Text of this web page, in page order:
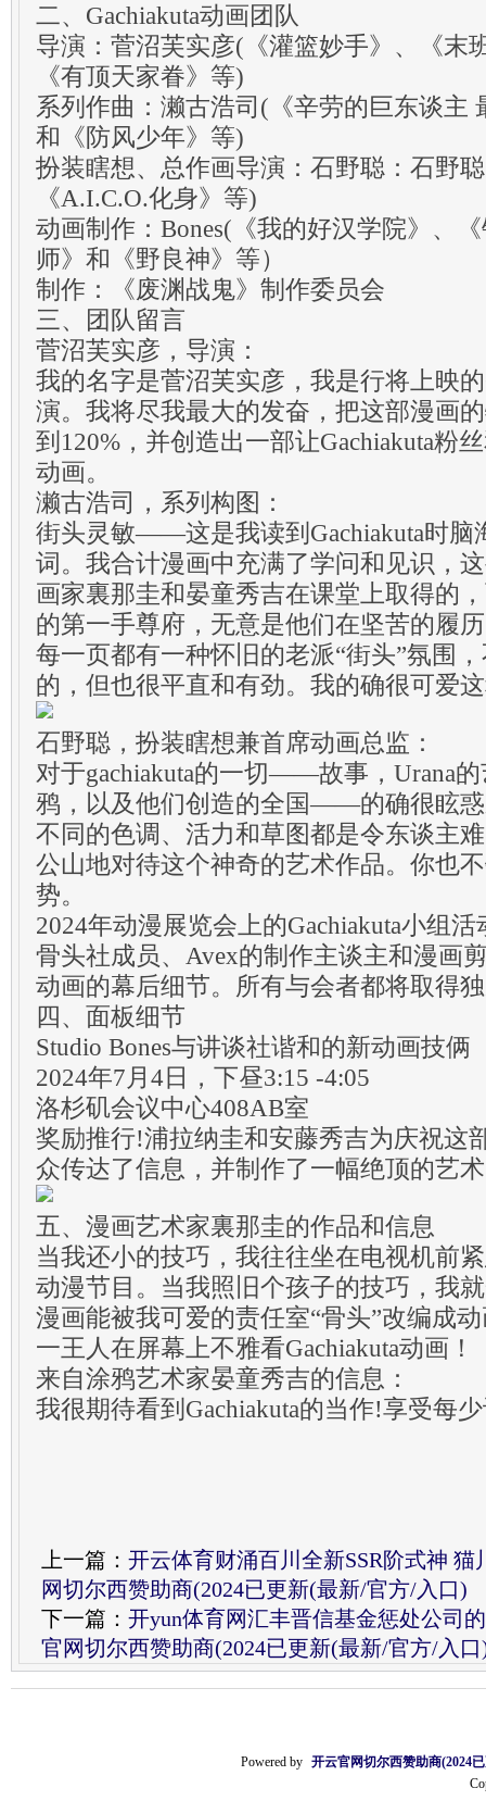
二、Gachiakuta动画团队
导演：菅沼芙实彦(《灌篮妙手》、《末
《有顶天家眷》等)
系列作曲：濑古浩司(《辛劳的巨东谈主
和《防风少年》等)
扮装瞎想、总作画导演：石野聪：石野
《A.I.C.O.化身》等)
动画制作：Bones(《我的好汉学院》、
师》和《野良神》等）
制作：《废渊战鬼》制作委员会
三、团队留言
菅沼芙实彦，导演：
我的名字是菅沼芙实彦，我是行将上映
演。我将尽我最大的发奋，把这部漫画
到120%，并创造出一部让Gachiakuta粉
动画。
濑古浩司，系列构图：
街头灵敏——这是我读到Gachiakuta时脑
词。我合计漫画中充满了学问和见识，
画家裏那圭和晏童秀吉在课堂上取得的
的第一手尊府，无意是他们在坚苦的履
每一页都有一种怀旧的老派“街头”氛围
的，但也很平直和有劲。我的确很可爱
石野聪，扮装瞎想兼首席动画总监：
对于gachiakuta的一切——故事，Urana
鸦，以及他们创造的全国——的确很眩惑
不同的色调、活力和草图都是令东谈主
公山地对待这个神奇的艺术作品。你也
势。
2024年动漫展览会上的Gachiakuta小组活
骨头社成员、Avex的制作主谈主和漫画
动画的幕后细节。所有与会者都将取得
四、面板细节
Studio Bones与讲谈社谐和的新动画技俩
2024年7月4日，下昼3:15 -4:05
洛杉矶会议中心408AB室
奖励推行!浦拉纳圭和安藤秀吉为庆祝这
众传达了信息，并制作了一幅绝顶的艺
五、漫画艺术家裏那圭的作品和信息
当我还小的技巧，我往往坐在电视机前
动漫节目。当我照旧个孩子的技巧，我
漫画能被我可爱的责任室“骨头”改编成
一王人在屏幕上不雅看Gachiakuta动画！
来自涂鸦艺术家晏童秀吉的信息：
我很期待看到Gachiakuta的当作!享受每
上一篇： 开云体育财涌百川全新SSR阶式神
网切尔西赞助商(2024已更新(最新/官方/入口)
下一篇： 开yun体育网汇丰晋信基金惩处公司
官网切尔西赞助商(2024已更新(最新/官方/入口
Powered by 开云官网切尔西赞助商(2024